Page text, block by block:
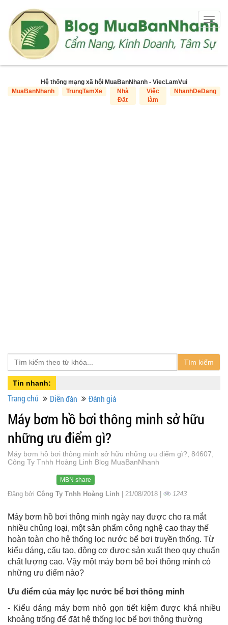
Hệ thống mạng xã hội MuaBanNhanh - ViecLamVui
MuaBanNhanh
TrungTamXe
Nhà
Đất
Việc
làm
NhanhDeDang
Tìm kiếm
Tin nhanh:
Trang chủ Diễn đàn Đánh giá
Máy bơm hồ bơi thông minh sở hữu
những ưu điểm gì?
Máy bơm hồ bơi thông minh sở hữu những ưu điểm gì?, 84607,
Công Ty Tnhh Hoàng Linh Blog MuaBanNhanh
MBN share
Đăng bởi Công Ty Tnhh Hoàng Linh | 21/08/2018 | 1243
Máy bơm hồ bơi thông minh ngày nay được cho ra mắt
nhiều chủng loại, một sản phẩm công nghệ cao thay thế
hoàn toàn cho hệ thống lọc nước bể bơi truyền thống. Từ
kiểu dáng, cấu tạo, động cơ được sản xuất theo quy chuẩn
chất lượng cao. Vậy một máy bơm bể bơi thông minh có
những ưu điểm nào?
Ưu điểm của máy lọc nước bể bơi thông minh
- Kiểu dáng máy bơm nhỏ gọn tiết kiệm được khá nhiều
khoảng trống để đặt hệ thống lọc bể bơi thông thường